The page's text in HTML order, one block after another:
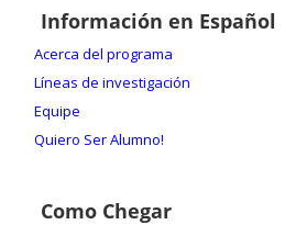
Información en Español
Acerca del programa
Líneas de investigación
Equipe
Quiero Ser Alumno!
Como Chegar